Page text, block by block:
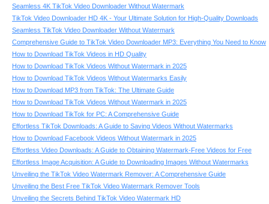
Seamless 4K TikTok Video Downloader Without Watermark
TikTok Video Downloader HD 4K - Your Ultimate Solution for High-Quality Downloads
Seamless TikTok Video Downloader Without Watermark
Comprehensive Guide to TikTok Video Downloader MP3: Everything You Need to Know
How to Download TikTok Videos in HD Quality
How to Download TikTok Videos Without Watermark in 2025
How to Download TikTok Videos Without Watermarks Easily
How to Download MP3 from TikTok: The Ultimate Guide
How to Download TikTok Videos Without Watermark in 2025
How to Download TikTok for PC: A Comprehensive Guide
Effortless TikTok Downloads: A Guide to Saving Videos Without Watermarks
How to Download Facebook Videos Without Watermark in 2025
Effortless Video Downloads: A Guide to Obtaining Watermark-Free Videos for Free
Effortless Image Acquisition: A Guide to Downloading Images Without Watermarks
Unveiling the TikTok Video Watermark Remover: A Comprehensive Guide
Unveiling the Best Free TikTok Video Watermark Remover Tools
Unveiling the Secrets Behind TikTok Video Watermark HD